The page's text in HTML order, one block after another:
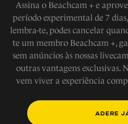
Assina o Beachcam + e
período experimental de 7
lembra-te, podes cancelar
te um membro Beachcam +,
sem anúncios às nossas
outras vantagens exclusivas.
vem viver a experiência
ADERE